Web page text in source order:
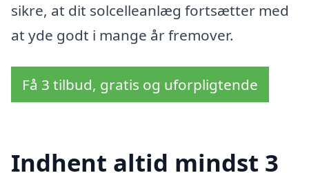
sikre, at dit solcelleanlæg fortsætter med
at yde godt i mange år fremover.
Få 3 tilbud, gratis og uforpligtende
Indhent altid mindst 3